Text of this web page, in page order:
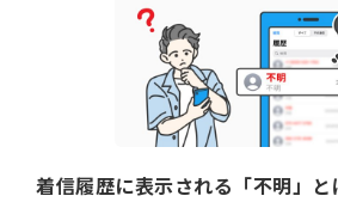
着信履歴に表示される「不明」